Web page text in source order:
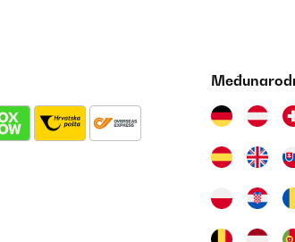
von Rezepten zu Hause gute
für die Messerspitze geliefert. Auf jeden